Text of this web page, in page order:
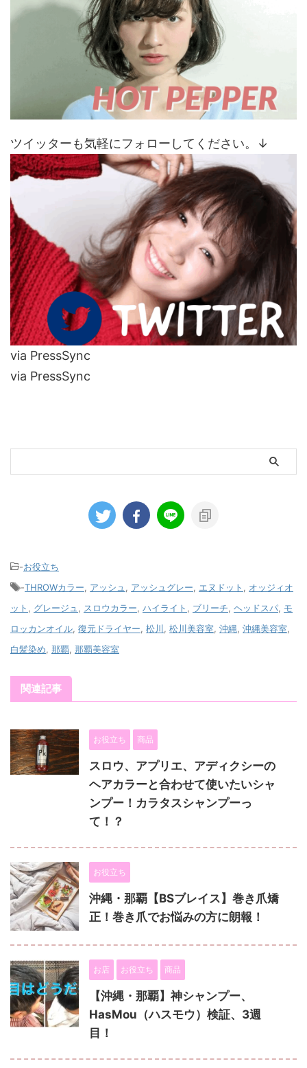
ツイッターも気軽にフォローしてください。↓
via PressSync
via PressSync
-お役立ち
-THROWカラー アッシュ アッシュグレー エヌドット
オッジィオ
ット
グレージュ スロウカラー ハイライト ブリーチ ヘッドスパ モ
ロッカンオイル 復元ドライヤー 松川 松川美容室 沖縄 沖縄美容室
白髪染め 那覇 那覇美容室
関連記事
お役立ち 商品
スロウ、アプリエ、アディクシーの
ヘアカラーと合わせて使いたいシャ
ンプー！カラタスシャンプーっ
て！？
お役立ち
沖縄・那覇【BSブレイス】巻き爪矯
正！巻き爪でお悩みの方に朗報！
お店 お役立ち 商品
【沖縄・那覇】神シャンプー、
HasMou（ハスモウ）検証、3週
目！